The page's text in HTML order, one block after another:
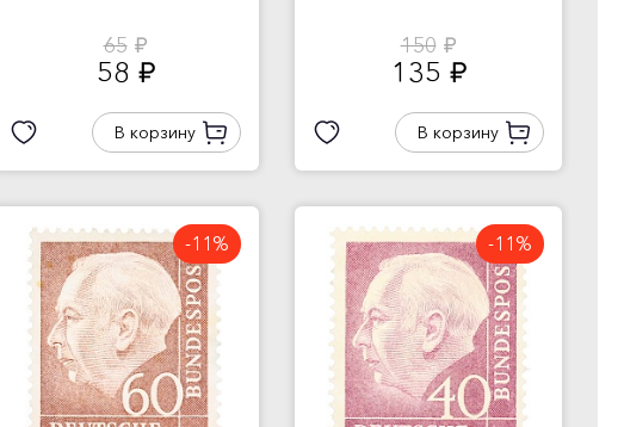
65 руб.
58 руб.
В корзину
150 руб.
135 руб.
В корзину
-11% -11%